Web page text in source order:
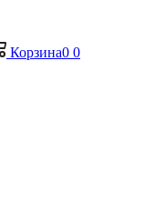
Корзина0 0